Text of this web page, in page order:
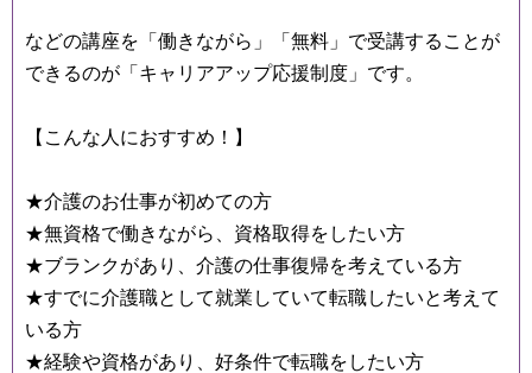
などの講座を「働きながら」「無料」で受講することが
できるのが「キャリアアップ応援制度」です。
【こんな人におすすめ！】
★介護のお仕事が初めての方
★無資格で働きながら、資格取得をしたい方
★ブランクがあり、介護の仕事復帰を考えている方
★すでに介護職として就業していて転職したいと考えて
いる方
★経験や資格があり、好条件で転職をしたい方